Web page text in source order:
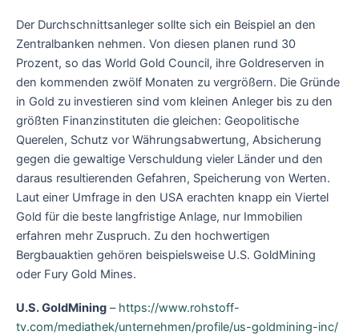
Der Durchschnittsanleger sollte sich ein Beispiel an den
Zentralbanken nehmen. Von diesen planen rund 30
Prozent, so das World Gold Council, ihre Goldreserven in
den kommenden zwölf Monaten zu vergrößern. Die Gründe
in Gold zu investieren sind vom kleinen Anleger bis zu den
größten Finanzinstituten die gleichen: Geopolitische
Querelen, Schutz vor Währungsabwertung, Absicherung
gegen die gewaltige Verschuldung vieler Länder und den
daraus resultierenden Gefahren, Speicherung von Werten.
Laut einer Umfrage in den USA erachten knapp ein Viertel
Gold für die beste langfristige Anlage, nur Immobilien
erfahren mehr Zuspruch. Zu den hochwertigen
Bergbauaktien gehören beispielsweise U.S. GoldMining
oder Fury Gold Mines.
U.S. GoldMining – https://www.rohstoff-
tv.com/mediathek/unternehmen/profile/us-goldmining-inc/